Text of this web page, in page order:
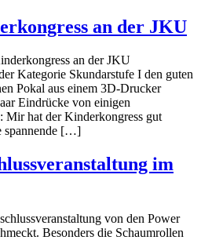
an der JKU
an der JKU
Kategorie Skundarstufe I den guten
Pokal aus einem 3D-Drucker
Eindrücke von einigen
Mir hat der Kinderkongress gut
spannende […]
im
von den Power
Besonders die Schaumrollen